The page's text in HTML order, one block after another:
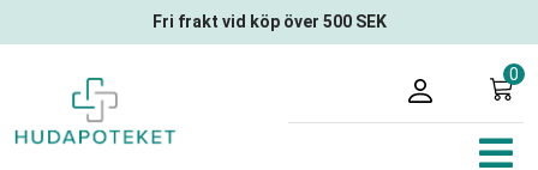
Fri frakt vid köp över 500 SEK
0